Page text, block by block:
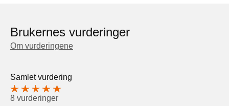
Brukernes vurderinger
Om vurderingene
Samlet vurdering
8 vurderinger